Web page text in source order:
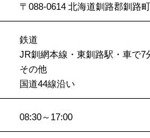
〒088-0614 北海道釧路郡釧路
鉄道
JR釧網本線・東釧路駅・車で7
その他
国道44線沿い
08:30～17:00